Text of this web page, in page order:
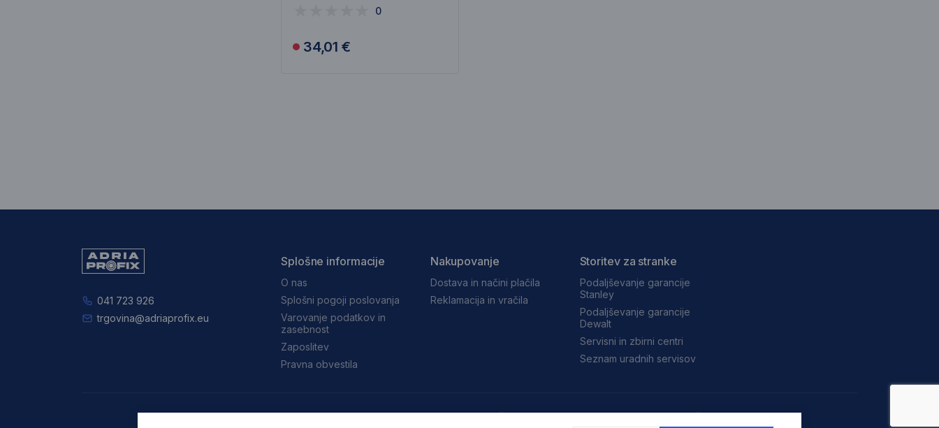
0
34,01 €
041 723 926
trgovina@adriaprofix.eu
Splošne informacije
O nas
Splošni pogoji poslovanja
Varovanje podatkov in
zasebnost
Zaposlitev
Pravna obvestila
Nakupovanje
Dostava in načini plačila
Reklamacija in vračila
Storitev za stranke
Podaljševanje garancije
Stanley
Podaljševanje garancije
Dewalt
Servisni in zbirni centri
Seznam uradnih servisov
Družite se z nami Plačilna sredstva